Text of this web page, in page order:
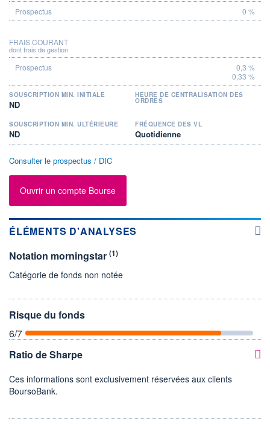
0 %
FRAIS COURANT
dont frais de gestion
0,3 %
0,33 %
SOUSCRIPTION MIN. INITIALE
ND
HEURE DE CENTRALISATION DES
ORDRES
SOUSCRIPTION MIN. ULTÉRIEURE
ND
FRÉQUENCE DES VL
Quotidienne
Consulter le prospectus / DIC
Ouvrir un compte Bourse
ÉLÉMENTS D'ANALYSES
Notation morningstar (1)
Catégorie de fonds non notée
Risque du fonds
6/7
Ratio de Sharpe
Ces informations sont exclusivement réservées aux clients
BoursoBank.